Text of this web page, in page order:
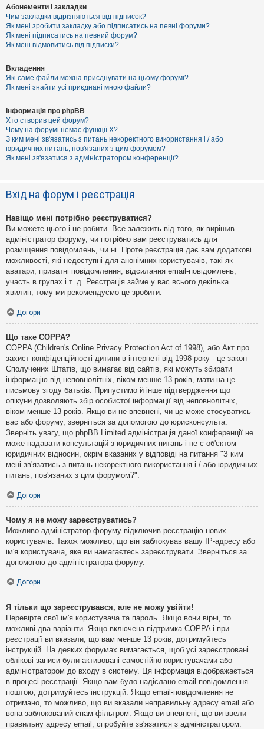
Абонементи і закладки
Чим закладки відрізняються від підписок?
Як мені зробити закладку або підписатись на певні форуми?
Як мені підписатись на певний форум?
Як мені відмовитись від підписки?
Вкладення
Які саме файли можна приєднувати на цьому форумі?
Як мені знайти усі приєднані мною файли?
Інформація про phpBB
Хто створив цей форум?
Чому на форумі немає функції X?
З ким мені зв'язатись з питань некоректного використання і / або
юридичних питань, пов'язаних з цим форумом?
Як мені зв'язатися з адміністратором конференції?
Вхід на форум і реєстрація
Навіщо мені потрібно реєструватися?
Ви можете цього і не робити. Все залежить від того, як вирішив
адміністратор форуму, чи потрібно вам реєструватись для
розміщення повідомлень, чи ні. Проте реєстрація дає вам додаткові
можливості, які недоступні для анонімних користувачів, такі як
аватари, приватні повідомлення, відсилання email-повідомлень,
участь в групах і т. д. Реєстрація займе у вас всього декілька
хвилин, тому ми рекомендуємо це зробити.
Догори
Що таке COPPA?
COPPA (Children's Online Privacy Protection Act of 1998), або Акт про
захист конфіденційності дитини в інтернеті від 1998 року - це закон
Сполучених Штатів, що вимагає від сайтів, які можуть збирати
інформацію від неповнолітніх, віком менше 13 років, мати на це
письмову згоду батьків. Припустимо й інше підтвердження що
опікуни дозволяють збір особистої інформації від неповнолітніх,
віком менше 13 років. Якщо ви не впевнені, чи це може стосуватись
вас або форуму, зверніться за допомогою до юрисконсульта.
Зверніть увагу, що phpBB Limited адміністрація даної конференції не
може надавати консультацій з юридичних питань і не є об'єктом
юридичних відносин, окрім вказаних у відповіді на питання "З ким
мені зв'язатись з питань некоректного використання і / або юридичних
питань, пов'язаних з цим форумом?".
Догори
Чому я не можу зареєструватись?
Можливо адміністратор форуму відключив реєстрацію нових
користувачів. Також можливо, що він заблокував вашу IP-адресу або
ім'я користувача, яке ви намагаєтесь зареєструвати. Зверніться за
допомогою до адміністратора форуму.
Догори
Я тільки що зареєструвався, але не можу увійти!
Перевірте свої ім'я користувача та пароль. Якщо вони вірні, то
можливі два варіанти. Якщо включена підтримка COPPA і при
реєстрації ви вказали, що вам менше 13 років, дотримуйтесь
інструкцій. На деяких форумах вимагається, щоб усі зареєстровані
облікові записи були активовані самостійно користувачами або
адміністратором до входу в систему. Ця інформація відображається
в процесі реєстрації. Якщо вам було надіслано email-повідомлення
поштою, дотримуйтесь інструкцій. Якщо email-повідомлення не
отримано, то можливо, що ви вказали неправильну адресу email або
вона заблокований спам-фільтром. Якщо ви впевнені, що ви ввели
правильну адресу email, спробуйте зв'язатися з адміністратором.